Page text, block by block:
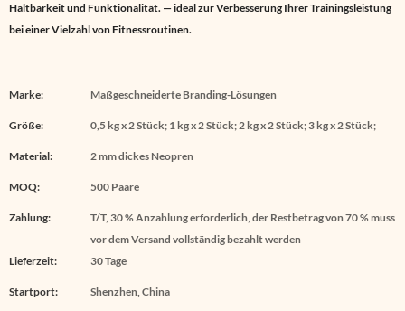
Haltbarkeit und Funktionalität. — ideal zur Verbesserung Ihrer Trainingsleistung
bei einer Vielzahl von Fitnessroutinen.
Marke: Maßgeschneiderte Branding-Lösungen
Größe: 0,5 kg x 2 Stück; 1 kg x 2 Stück; 2 kg x 2 Stück; 3 kg x 2 Stück;
Material: 2 mm dickes Neopren
MOQ: 500 Paare
Zahlung:
T/T, 30 % Anzahlung erforderlich, der Restbetrag von 70 % muss
vor dem Versand vollständig bezahlt werden
Lieferzeit:
30 Tage
Startport: Shenzhen, China